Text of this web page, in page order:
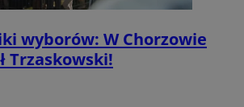
wyborów: W Chorzowie
Trzaskowski!